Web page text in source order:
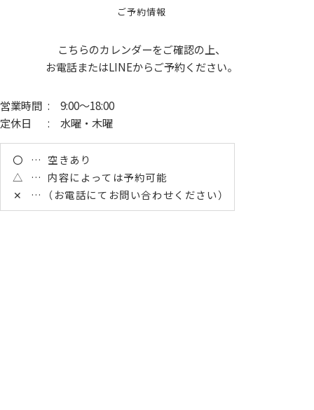
ご予約情報
こちらのカレンダーをご確認の上、
お電話またはLINEからご予約ください。
営業時間 : 9:00～18:00
定休日
: 水曜・木曜
〇
空きあり
△
内容によっては予約可能
✕
（お電話にてお問い合わせください）